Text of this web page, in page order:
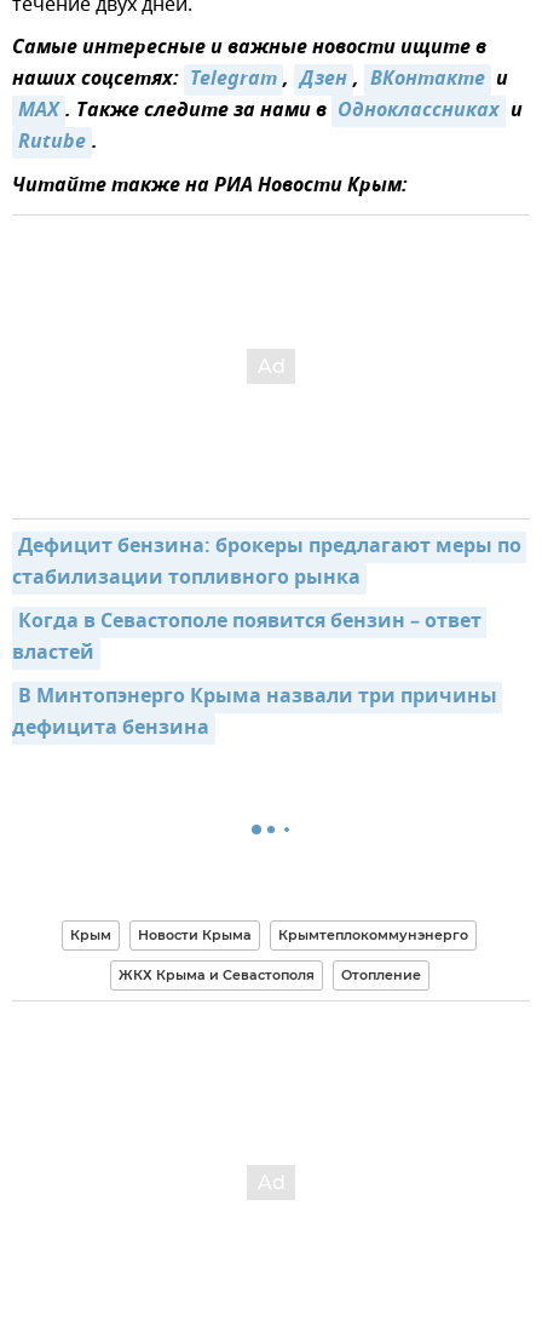
Самые интересные и важные новости ищите в
наших соцсетях: Telegram, Дзен, ВКонтакте и
MAX. Также следите за нами в Одноклассниках и
Rutube.
Читайте также на РИА Новости Крым:
Дефицит бензина: брокеры предлагают меры по
стабилизации топливного рынка
Когда в Севастополе появится бензин – ответ
властей
В Минтопэнерго Крыма назвали три причины
дефицита бензина
Крым Новости Крыма Крымтеплокоммунэнерго
ЖКХ Крыма и Севастополя Отопление